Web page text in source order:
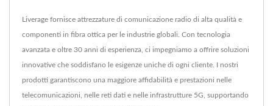
Liverage fornisce attrezzature di comunicazione radio di alta qualità e
componenti in fibra ottica per le industrie globali. Con tecnologia
avanzata e oltre 30 anni di esperienza, ci impegniamo a offrire soluzioni
innovative che soddisfano le esigenze uniche di ogni cliente. I nostri
prodotti garantiscono una maggiore affidabilità e prestazioni nelle
telecomunicazioni, nelle reti dati e nelle infrastrutture 5G, supportando